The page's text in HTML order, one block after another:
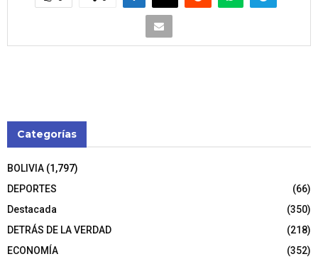
Categorías
BOLIVIA (1,797)
DEPORTES
(66)
Destacada
(350)
DETRÁS DE LA VERDAD
(218)
ECONOMÍA
(352)